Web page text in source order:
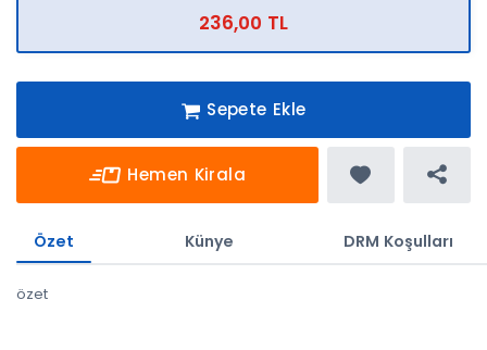
236,00 TL
Sepete Ekle
Hemen Kirala
Özet Künye DRM Koşulları
özet